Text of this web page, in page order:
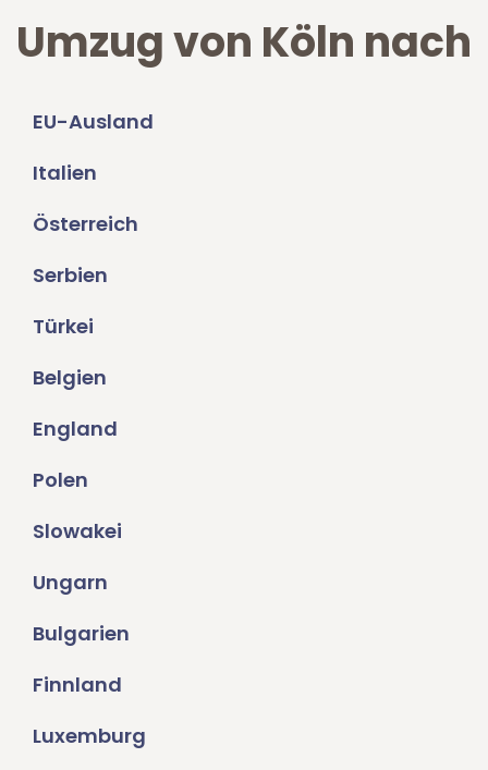
Umzug von Köln nach
EU-Ausland
Italien
Österreich
Serbien
Türkei
Belgien
England
Polen
Slowakei
Ungarn
Bulgarien
Finnland
Luxemburg